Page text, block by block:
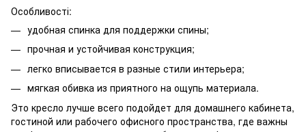
Особливості:
удобная спинка для поддержки спины;
прочная и устойчивая конструкция;
легко вписывается в разные стили интерьера;
мягкая обивка из приятного на ощупь материала.
Это кресло лучше всего подойдет для домашнего кабинета,
гостиной или рабочего офисного пространства, где важны